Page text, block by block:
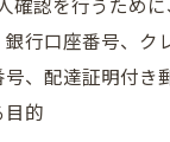
確認を行うために
行口座番号、ク
、配達証明付き
目的